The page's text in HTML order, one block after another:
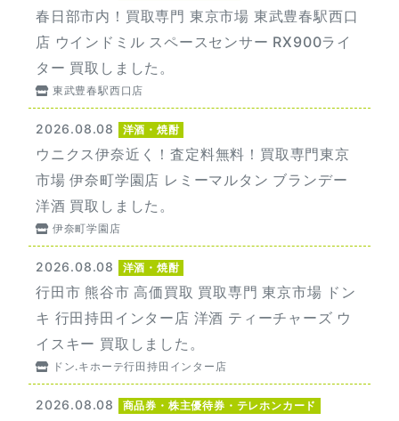
春日部市内！買取専門 東京市場 東武豊春駅西口
店 ウインドミル スペースセンサー RX900ライ
ター 買取しました。
東武豊春駅西口店
2026.08.08 洋酒・焼酎
ウニクス伊奈近く！査定料無料！買取専門東京
市場 伊奈町学園店 レミーマルタン ブランデー
洋酒 買取しました。
伊奈町学園店
2026.08.08 洋酒・焼酎
行田市 熊谷市 高価買取 買取専門 東京市場 ドン
キ 行田持田インター店 洋酒 ティーチャーズ ウ
イスキー 買取しました。
ドン.キホーテ行田持田インター店
2026.08.08 商品券・株主優待券・テレホンカード